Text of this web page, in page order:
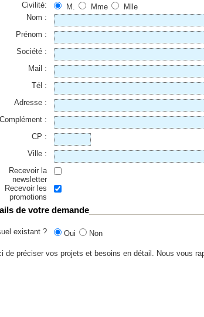
Civilité: M. Mme
Mlle
Nom :
Prénom :
Société :
Mail :
Tél :
Adresse :
Complément :
CP :
Ville :
Recevoir la
newsletter
Recevoir les
promotions
de votre demande
existant ? Oui Non
de préciser vos projets et besoins en détail. Nous vous